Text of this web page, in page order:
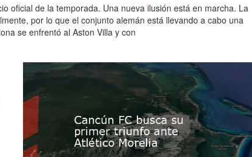
oficial de la temporada. Una nueva ilusión está en marcha. La
por lo que el conjunto alemán está llevando a cabo una
se enfrentó al Aston Villa y con